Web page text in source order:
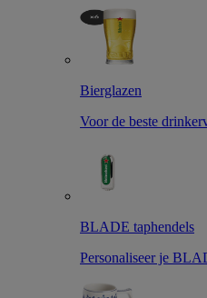
Bierglazen
Voor de beste
BLADE taphendels
Personaliseer je